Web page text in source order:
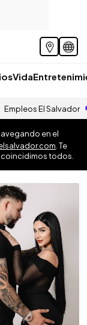
Vida
Empleos El Salvador
en el
. Te
todos.